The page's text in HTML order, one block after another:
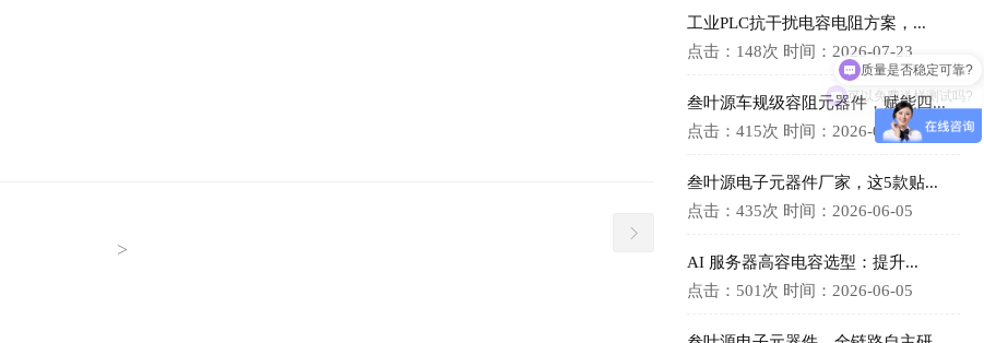
>
工业PLC抗干扰电容电阻方案，...
点击：148次 时间：2026-07-23
叁叶源车规级容阻元器件，赋能四...
点击：415次 时间：2026-06-05
叁叶源电子元器件厂家，这5款贴...
点击：435次 时间：2026-06-05
AI 服务器高容电容选型：提升...
点击：501次 时间：2026-06-05
质量是否稳定可靠?
可以免费送样测试吗?